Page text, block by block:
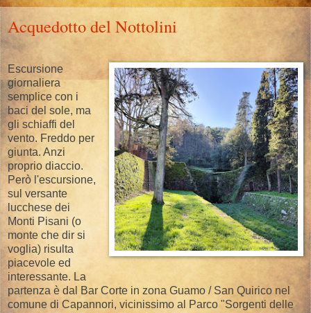
Acquedotto del Nottolini
Escursione
giornaliera
semplice con i
baci del sole, ma
gli schiaffi del
vento. Freddo per
giunta. Anzi
proprio diaccio.
Però l'escursione,
sul versante
lucchese dei
Monti Pisani (o
monte che dir si
voglia) risulta
piacevole ed
interessante. La
partenza è dal Bar Corte in zona Guamo / San Quirico nel
comune di Capannori, vicinissimo al Parco "Sorgenti delle